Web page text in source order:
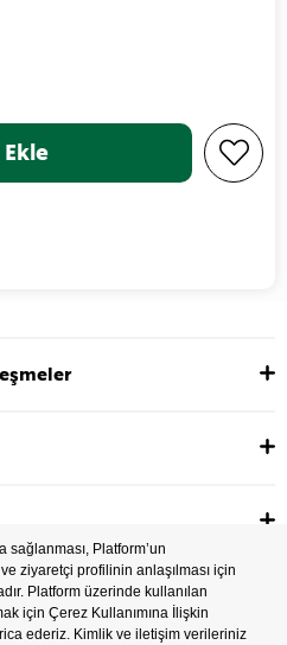
Tüm hakları saklıdır.
Çerez Tercihleri